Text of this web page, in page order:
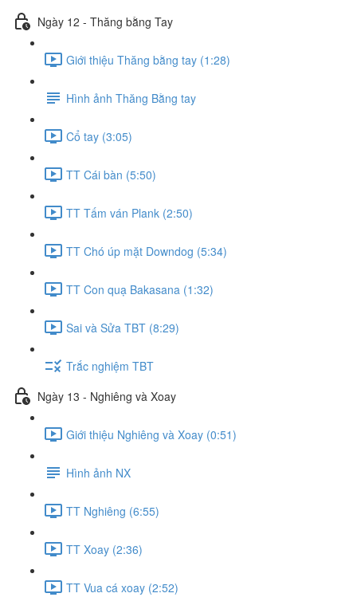
Ngày 12 - Thăng bằng Tay
Giới thiệu Thăng bằng tay (1:28)
Hình ảnh Thăng Bằng tay
Cổ tay (3:05)
TT Cái bàn (5:50)
TT Tấm ván Plank (2:50)
TT Chó úp mặt Downdog (5:34)
TT Con quạ Bakasana (1:32)
Sai và Sửa TBT (8:29)
Trắc nghiệm TBT
Ngày 13 - Nghiêng và Xoay
Giới thiệu Nghiêng và Xoay (0:51)
Hình ảnh NX
TT Nghiêng (6:55)
TT Xoay (2:36)
TT Vua cá xoay (2:52)